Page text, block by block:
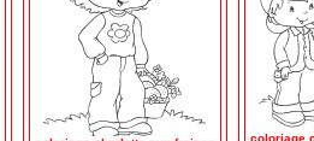
coloriage